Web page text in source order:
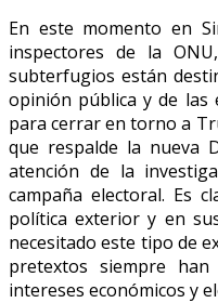
En este momento en
inspectores de la
subterfugios están
opinión pública y de las
para cerrar en torno a
que respalde la nueva
atención de la
campaña electoral. Es
política exterior y en
necesitado este tipo de
pretextos siempre
intereses económicos y